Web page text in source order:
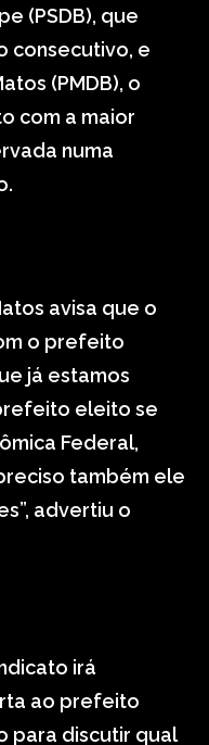
(PSDB), que
consecutivo, e
(PMDB), o
com a maior
numa
avisa que o
o prefeito
já estamos
eleito se
Federal,
também ele
advertiu o
irá
ao prefeito
para discutir qual